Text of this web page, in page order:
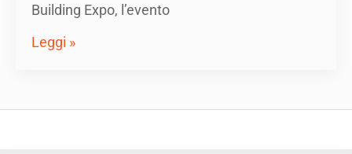
Building Expo, l’evento
Leggi »